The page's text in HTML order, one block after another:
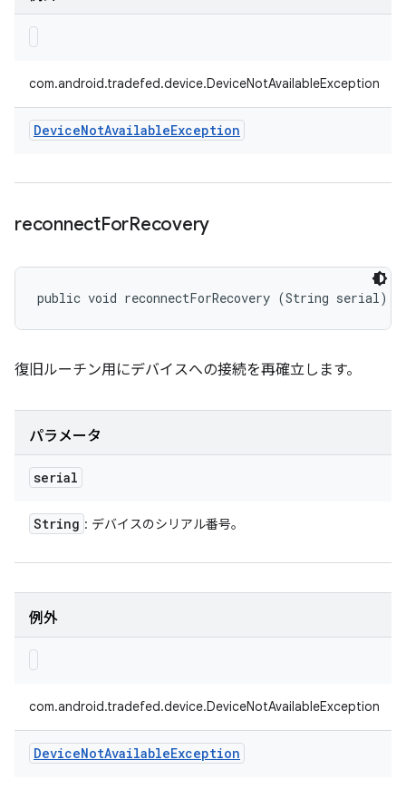
com.android.tradefed.device.DeviceNotAvailableException
DeviceNotAvailableException
reconnectForRecovery
public void reconnectForRecovery (String serial)
復旧ルーチン用にデバイスへの接続を再確立します。
パラメータ
serial
String : デバイスのシリアル番号。
例外
com.android.tradefed.device.DeviceNotAvailableException
DeviceNotAvailableException